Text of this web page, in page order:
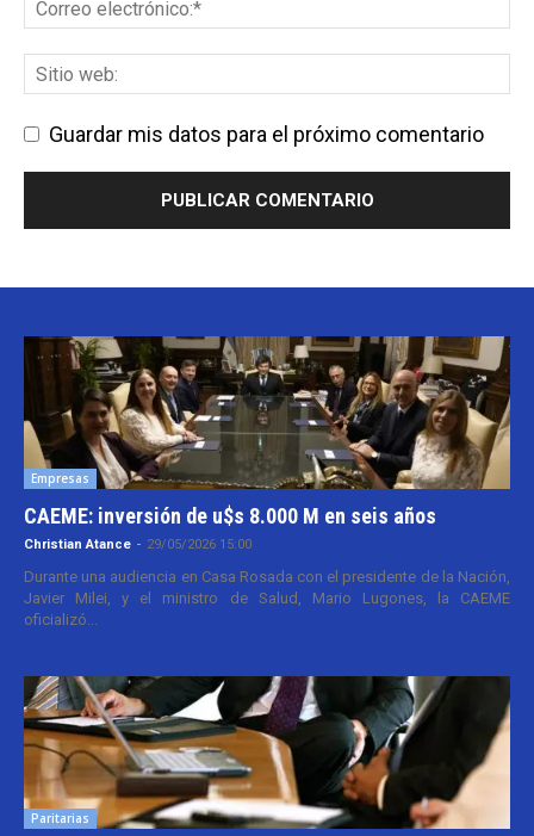
Guardar mis datos para el próximo comentario
Empresas
CAEME: inversión de u$s 8.000 M en seis años
Christian Atance - 29/05/2026 15:00
Durante una audiencia en Casa Rosada con el presidente de la Nación,
Javier Milei, y el ministro de Salud, Mario Lugones, la CAEME
oficializó...
Paritarias